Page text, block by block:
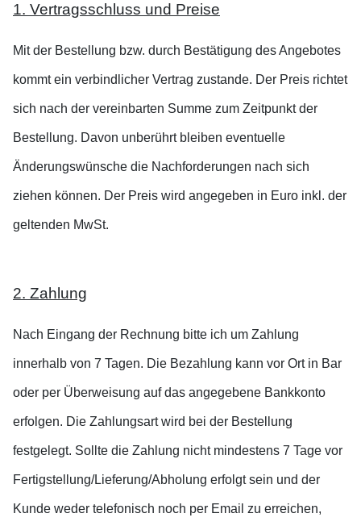
1. Vertragsschluss und Preise
Mit der Bestellung bzw. durch Bestätigung des Angebotes
kommt ein verbindlicher Vertrag zustande. Der Preis richtet
sich nach der vereinbarten Summe zum Zeitpunkt der
Bestellung. Davon unberührt bleiben eventuelle
Änderungswünsche die Nachforderungen nach sich
ziehen können. Der Preis wird angegeben in Euro inkl. der
geltenden MwSt.
2. Zahlung
Nach Eingang der Rechnung bitte ich um Zahlung
innerhalb von 7 Tagen. Die Bezahlung kann vor Ort in Bar
oder per Überweisung auf das angegebene Bankkonto
erfolgen. Die Zahlungsart wird bei der Bestellung
festgelegt. Sollte die Zahlung nicht mindestens 7 Tage vor
Fertigstellung/Lieferung/Abholung erfolgt sein und der
Kunde weder telefonisch noch per Email zu erreichen,